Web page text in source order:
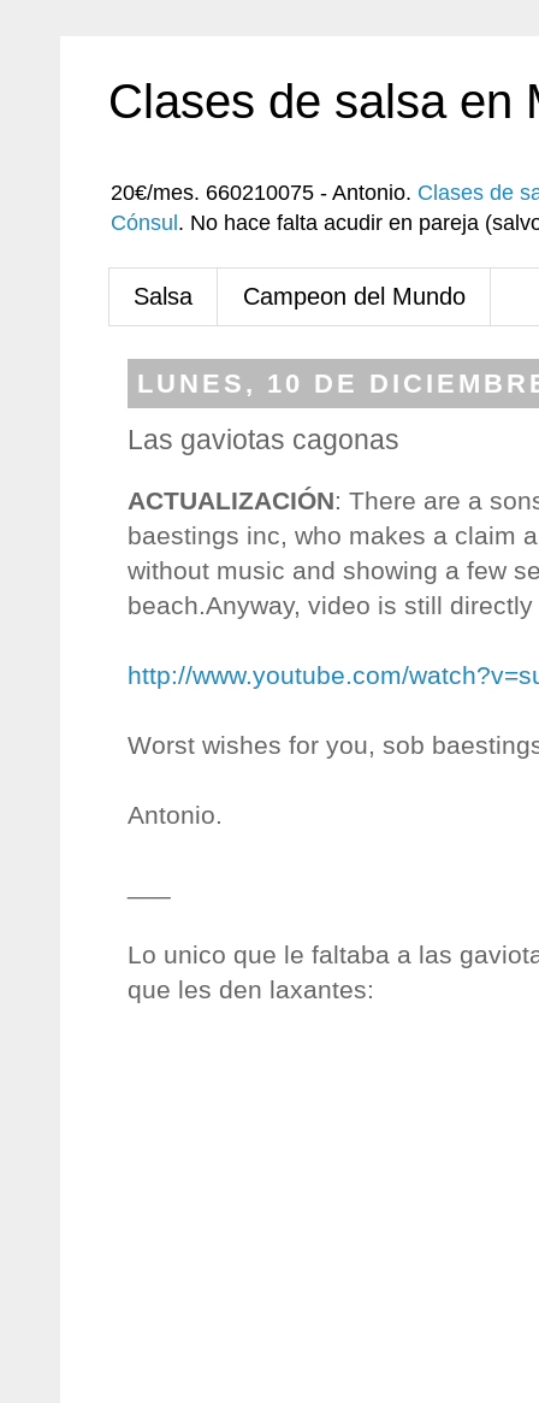
Clases de salsa en
20€/mes. 660210075 - Antonio. Clases de
Cónsul . No hace falta acudir en pareja
Salsa Campeon del Mundo
LUNES, 10 DE
Las gaviotas cagonas
ACTUALIZACIÓN: There are a
baestings inc, who makes a claim
without music and showing a few
beach.Anyway, video is still
http://www.youtube.com/
Worst wishes for you, sob
Antonio.
Lo unico que le faltaba a las
que les den laxantes: